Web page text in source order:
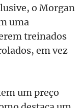
o Morgan
uma
treinados
em vez
um preço